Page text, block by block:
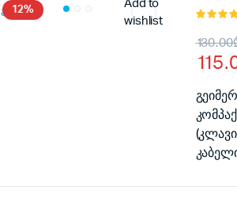
12%
Add to
wishlist
დან
130.00
was:
is: